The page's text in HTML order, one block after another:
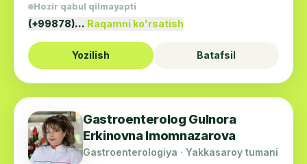
Hozir qabul qilmayapti
(+99878)… Raqamni ko'rsatish
Yozilish Batafsil
Gastroenterolog Gulnora
Erkinovna Imomnazarova
Gastroenterologiya · Yakkasaroy tumani